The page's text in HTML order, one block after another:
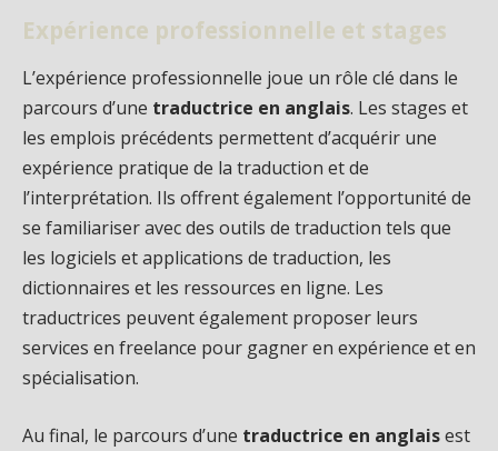
Expérience professionnelle et stages
L’expérience professionnelle joue un rôle clé dans le
parcours d’une traductrice en anglais. Les stages et
les emplois précédents permettent d’acquérir une
expérience pratique de la traduction et de
l’interprétation. Ils offrent également l’opportunité de
se familiariser avec des outils de traduction tels que
les logiciels et applications de traduction, les
dictionnaires et les ressources en ligne. Les
traductrices peuvent également proposer leurs
services en freelance pour gagner en expérience et en
spécialisation.
Au final, le parcours d’une traductrice en anglaisest